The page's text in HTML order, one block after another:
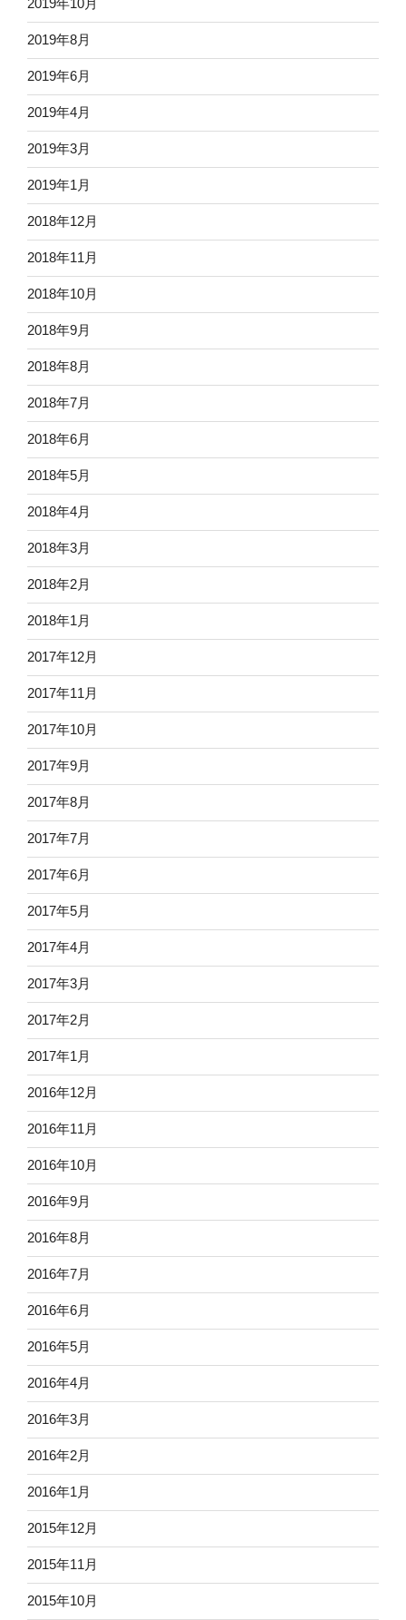
2019年10月
2019年8月
2019年6月
2019年4月
2019年3月
2019年1月
2018年12月
2018年11月
2018年10月
2018年9月
2018年8月
2018年7月
2018年6月
2018年5月
2018年4月
2018年3月
2018年2月
2018年1月
2017年12月
2017年11月
2017年10月
2017年9月
2017年8月
2017年7月
2017年6月
2017年5月
2017年4月
2017年3月
2017年2月
2017年1月
2016年12月
2016年11月
2016年10月
2016年9月
2016年8月
2016年7月
2016年6月
2016年5月
2016年4月
2016年3月
2016年2月
2016年1月
2015年12月
2015年11月
2015年10月